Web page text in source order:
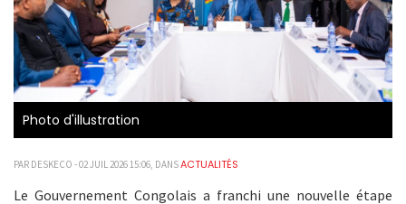
Photo d'illustration
PAR DESKECO - 02 JUIL 2026 15:06, DANSACTUALITÉS
Le Gouvernement Congolais a franchi une nouvelle étape